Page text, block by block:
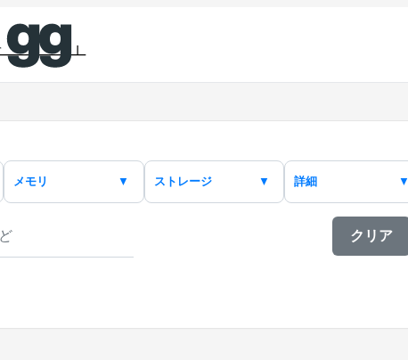
メモリ ▼ ストレージ ▼ 詳細 ▼
クリア